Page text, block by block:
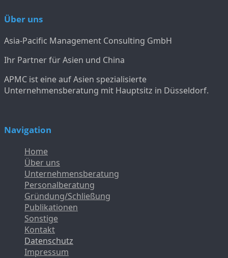
Über uns
Asia-Pacific Management Consulting GmbH
Ihr Partner für Asien und China
APMC ist eine auf Asien spezialisierte
Unternehmensberatung mit Hauptsitz in Düsseldorf.
Navigation
Home
Über uns
Unternehmensberatung
Personalberatung
Gründung/Schließung
Publikationen
Sonstige
Kontakt
Datenschutz
Impressum